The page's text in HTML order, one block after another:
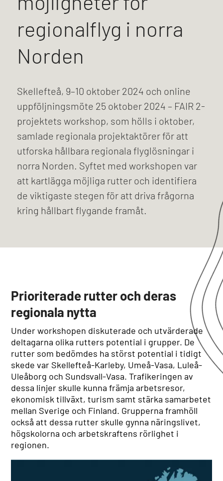
regionalflyg i norra
Norden
Skellefteå, 9–10 oktober 2024 och online
uppföljningsmöte 25 oktober 2024 – FAIR 2-
projektets workshop, som hölls i oktober,
samlade regionala projektaktörer för att
utforska hållbara regionala flyglösningar i
norra Norden. Syftet med workshopen var
att kartlägga möjliga rutter och identifiera
de viktigaste stegen för att driva frågorna
kring hållbart flygande framåt.
Prioriterade rutter och deras
regionala nytta
Under workshopen diskuterade och utvärderade
deltagarna olika rutters potential i grupper. De
rutter som bedömdes ha störst potential i tidigt
skede var Skellefteå-Karleby, Umeå-Vasa, Luleå-
Uleåborg och Sundsvall-Vasa. Trafikeringen av
dessa linjer skulle kunna främja arbetsresor,
ekonomisk tillväxt, turism samt stärka samarbetet
mellan Sverige och Finland. Grupperna framhöll
också att dessa rutter skulle gynna näringslivet,
högskolorna och arbetskraftens rörlighet i
regionen.